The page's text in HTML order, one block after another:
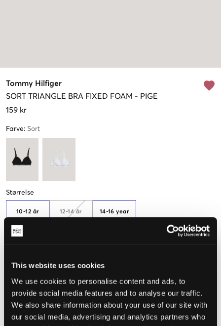
This website uses cookies
We use cookies to personalise content and ads, to
provide social media features and to analyse our traffic.
We also share information about your use of our site with
our social media, advertising and analytics partners who
Tommy Hilfiger
SORT TRIANGLE BRA FIXED FOAM - PIGE
159 kr
Farve: Sort
Størrelse
10-12 år 12-14 år 14-16 year
Lille Perfekt
VÆLG EN STØRRELSE